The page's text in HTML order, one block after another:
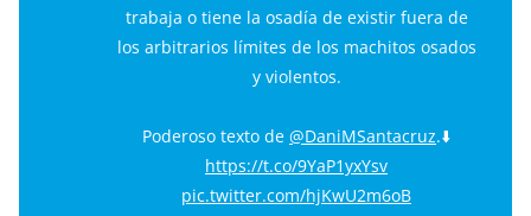
trabaja o tiene la osadía de existir fuera de
los arbitrarios límites de los machitos osados
y violentos.
Poderoso texto de @DaniMSantacruz.⬇️
https://t.co/9YaP1yxYsv
pic.twitter.com/hjKwU2m6oB